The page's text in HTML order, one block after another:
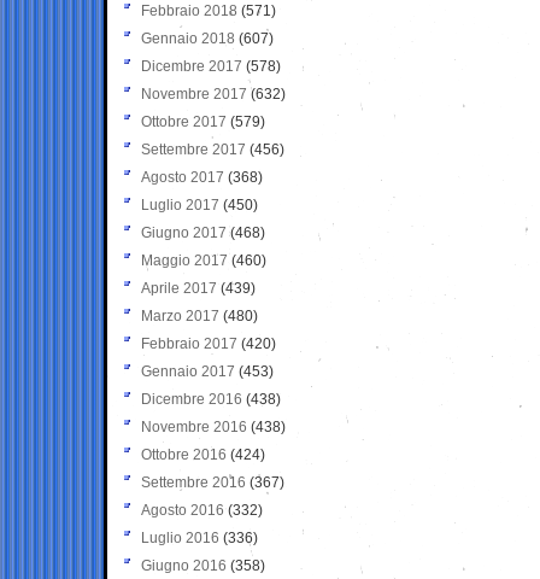
Febbraio 2018 (571)
Gennaio 2018 (607)
Dicembre 2017 (578)
Novembre 2017 (632)
Ottobre 2017 (579)
Settembre 2017 (456)
Agosto 2017 (368)
Luglio 2017 (450)
Giugno 2017 (468)
Maggio 2017 (460)
Aprile 2017 (439)
Marzo 2017 (480)
Febbraio 2017 (420)
Gennaio 2017 (453)
Dicembre 2016 (438)
Novembre 2016 (438)
Ottobre 2016 (424)
Settembre 2016 (367)
Agosto 2016 (332)
Luglio 2016 (336)
Giugno 2016 (358)